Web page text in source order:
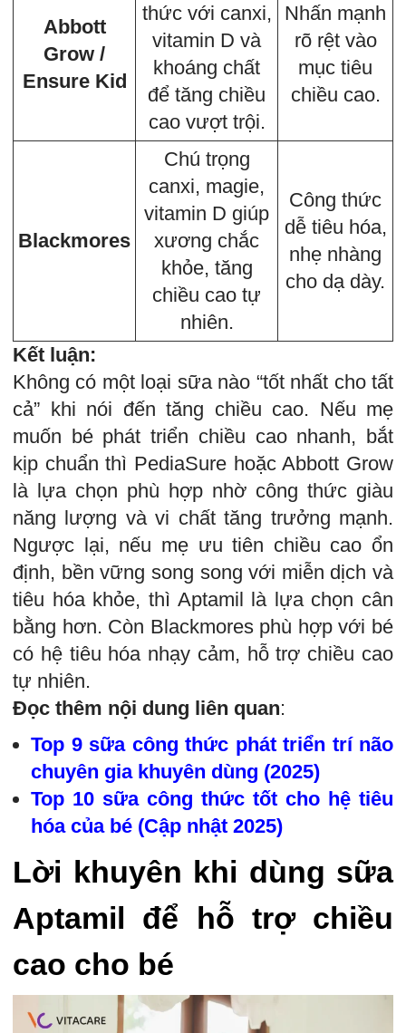
Abbott
Grow /
Ensure Kid
thức với canxi,
vitamin D và
khoáng chất
để tăng chiều
cao vượt trội.
Nhấn mạnh
rõ rệt vào
mục tiêu
chiều cao.
Blackmores
Chú trọng
canxi, magie,
vitamin D giúp
xương chắc
khỏe, tăng
chiều cao tự
nhiên.
Công thức
dễ tiêu hóa,
nhẹ nhàng
cho dạ dày.
Kết luận:
Không có một loại sữa nào “tốt nhất cho tất
cả” khi nói đến tăng chiều cao. Nếu mẹ
muốn bé phát triển chiều cao nhanh, bắt
kịp chuẩn thì PediaSure hoặc Abbott Grow
là lựa chọn phù hợp nhờ công thức giàu
năng lượng và vi chất tăng trưởng mạnh.
Ngược lại, nếu mẹ ưu tiên chiều cao ổn
định, bền vững song song với miễn dịch và
tiêu hóa khỏe, thì Aptamil là lựa chọn cân
bằng hơn. Còn Blackmores phù hợp với bé
có hệ tiêu hóa nhạy cảm, hỗ trợ chiều cao
tự nhiên.
Đọc thêm nội dung liên quan:
Top 9 sữa công thức phát triển trí não
chuyên gia khuyên dùng (2025)
Top 10 sữa công thức tốt cho hệ tiêu
hóa của bé (Cập nhật 2025)
Lời khuyên khi dùng sữa
Aptamil để hỗ trợ chiều
cao cho bé